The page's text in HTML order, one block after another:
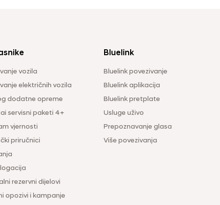
vozila
električnih vozila
dodatne opreme
servisni paketi 4+
vjernosti
priručnici
rezervni dijelovi
opozivi i kampanje
Bluelink
Bluelink povezivanje
Bluelink aplikacija
Bluelink pretplate
Usluge uživo
Prepoznavanje glasa
Više povezivanja